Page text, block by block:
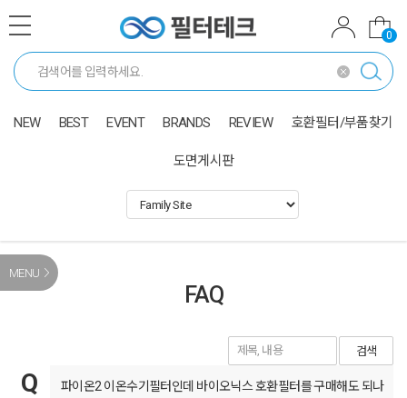
0
NEW BEST EVENT BRANDS REVIEW 호환필터/부품찾기
도면게시판
MENU
FAQ
검색
파이온2 이온수기필터인데 바이오닉스 호환필터를 구매해도 되나